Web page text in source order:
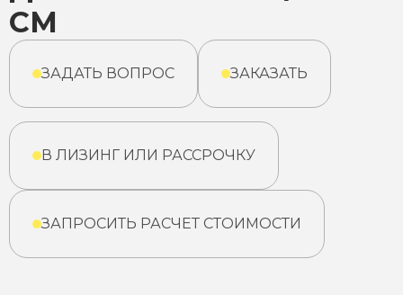
СМ
ЗАДАТЬ ВОПРОС ЗАКАЗАТЬ
В ЛИЗИНГ ИЛИ РАССРОЧКУ
ЗАПРОСИТЬ РАСЧЕТ СТОИМОСТИ